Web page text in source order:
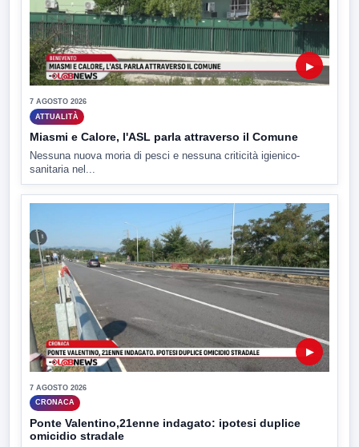
▶
7 AGOSTO 2026
ATTUALITÀ
Miasmi e Calore, l'ASL parla attraverso il Comune
Nessuna nuova moria di pesci e nessuna criticità igienico-
sanitaria nel...
▶
7 AGOSTO 2026
CRONACA
Ponte Valentino,21enne indagato: ipotesi duplice
omicidio stradale